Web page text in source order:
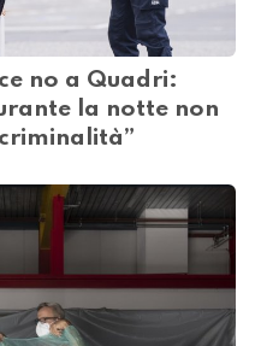
no a Quadri:
la notte non